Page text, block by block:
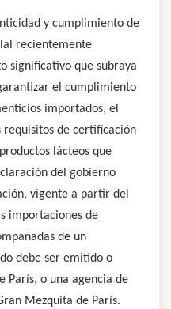
y cumplimiento de
recientemente
significativo que subraya
el cumplimiento
importados, el
requisitos de certificación
lácteos que
del gobierno
vigente a partir del
importaciones de
de un
debe ser emitido o
París, o una agencia de
Mezquita de París.